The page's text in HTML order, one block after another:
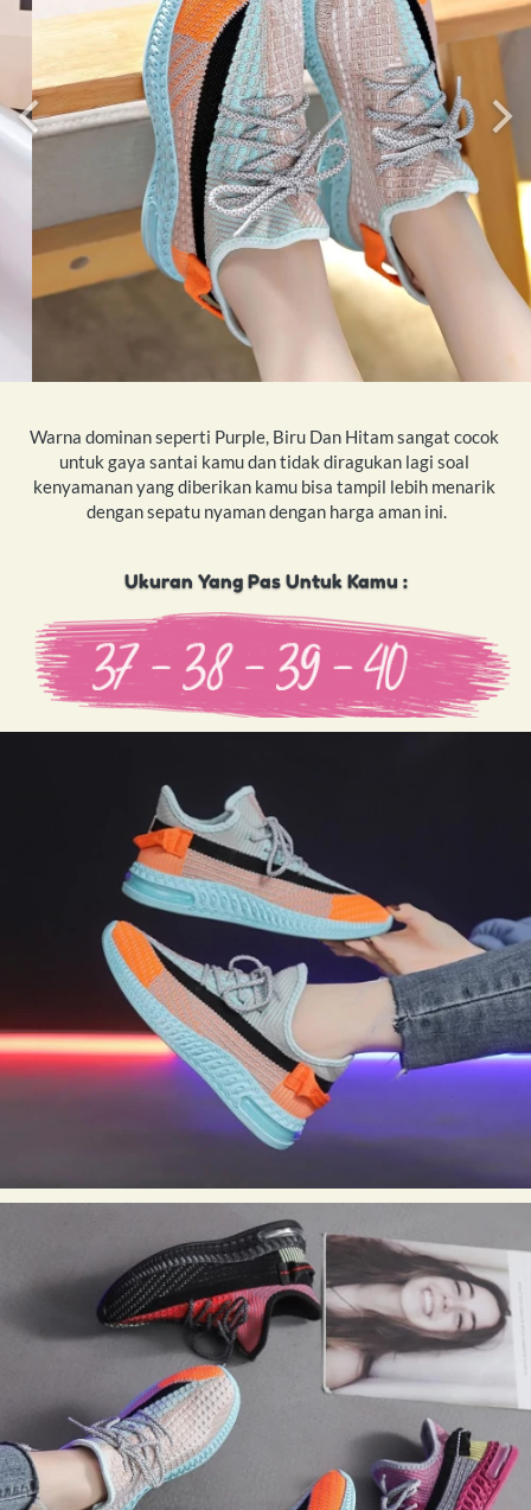
Warna dominan seperti Purple, Biru Dan Hitam sangat cocok
untuk gaya santai kamu dan tidak diragukan lagi soal
kenyamanan yang diberikan kamu bisa tampil lebih menarik
dengan sepatu nyaman dengan harga aman ini.
Ukuran Yang Pas Untuk Kamu :